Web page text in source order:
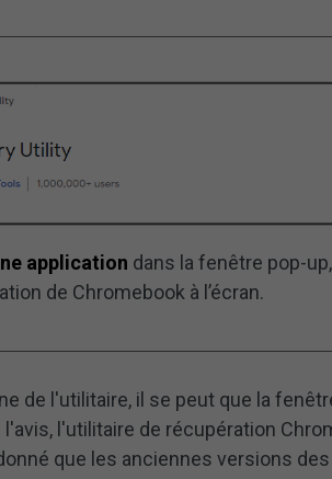
application dans la fenêtre pop-
de Chromebook à l’écran.
de l'utilitaire, il se peut que la
l'utilitaire de récupération
que les anciennes versions